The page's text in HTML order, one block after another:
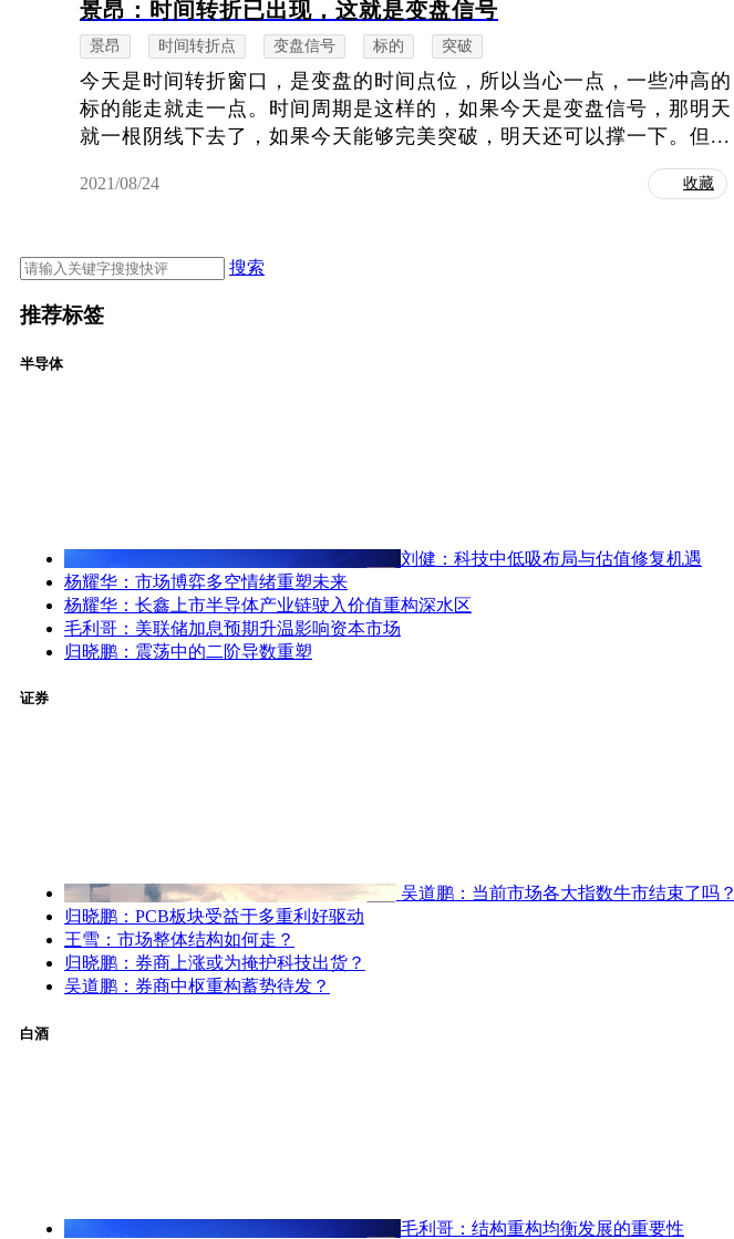
景昂：时间转折已出现，这就是变盘信号
景昂 时间转折点 变盘信号 标的 突破
今天是时间转折窗口，是变盘的时间点位，所以当心一点，一些冲高的
标的能走就走一点。时间周期是这样的，如果今天是变盘信号，那明天
就一根阴线下去了，如果今天能够完美突破，明天还可以撑一下。但...
2021/08/24 收藏
搜索
推荐标签
半导体
刘健：科技中低吸布局与估值修复机遇
杨耀华：市场博弈多空情绪重塑未来
杨耀华：长鑫上市半导体产业链驶入价值重构深水区
毛利哥：美联储加息预期升温影响资本市场
归晓鹏：震荡中的二阶导数重塑
证券
吴道鹏：当前市场各大指数牛市结束了吗？
归晓鹏：PCB板块受益于多重利好驱动
王雪：市场整体结构如何走？
归晓鹏：券商上涨或为掩护科技出货？
吴道鹏：券商中枢重构蓄势待发？
白酒
毛利哥：结构重构均衡发展的重要性